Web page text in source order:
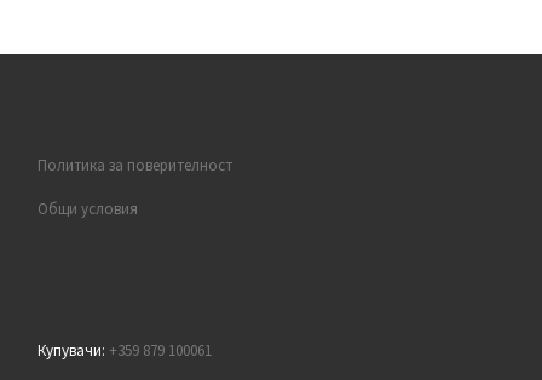
Политика за поверителност
Общи условия
Купувачи:+359 879 100061